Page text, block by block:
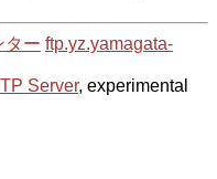
ター ftp.yz.yamagata-
Server, experimental